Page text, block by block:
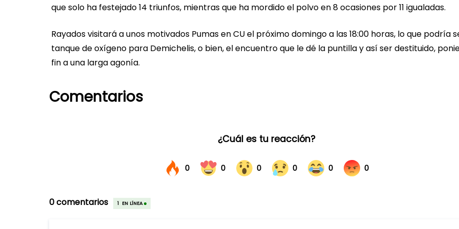
que solo ha festejado 14 triunfos, mientras que ha mordido el polvo en 8 ocasiones por 11 igualadas.
Rayados visitará a unos motivados Pumas en CU el próximo domingo a las 18:00 horas, lo que podría
tanque de oxígeno para Demichelis, o bien, el encuentro que le dé la puntilla y así ser destituido,
fin a una larga agonía.
Comentarios